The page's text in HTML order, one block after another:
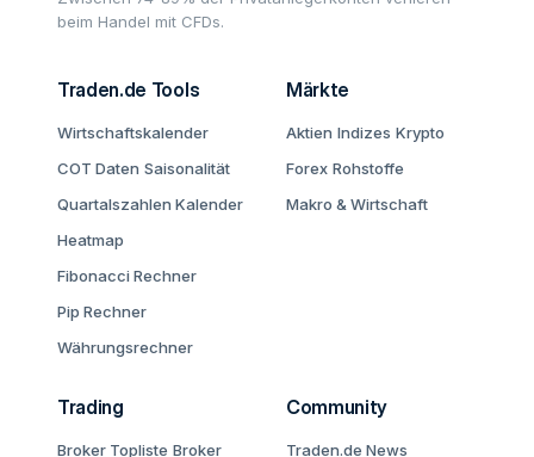
beim Handel mit CFDs.
Traden.de Tools
Wirtschaftskalender
COT Daten Saisonalität
Quartalszahlen Kalender
Heatmap
Fibonacci Rechner
Pip Rechner
Währungsrechner
Märkte
Aktien Indizes Krypto
Forex Rohstoffe
Makro & Wirtschaft
Trading
Broker Topliste Broker
Community
Traden.de News